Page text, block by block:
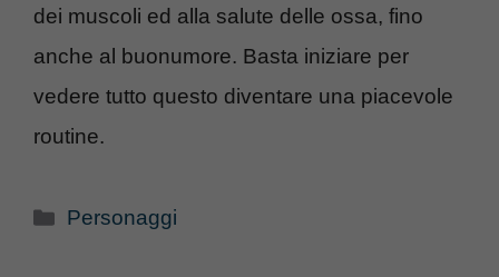
dei muscoli ed alla salute delle ossa, fino
anche al buonumore. Basta iniziare per
vedere tutto questo diventare una piacevole
routine.
Categorie
Personaggi